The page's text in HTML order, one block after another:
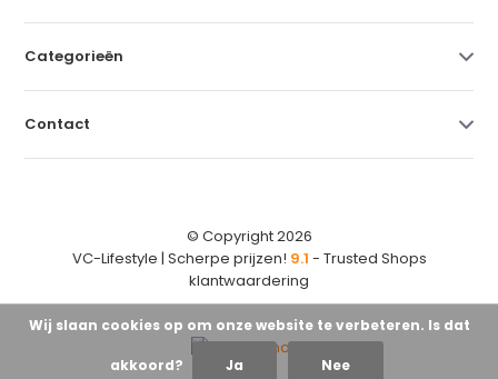
Categorieën
Contact
© Copyright 2026
VC-Lifestyle | Scherpe prijzen! 9.1 - Trusted Shops
klantwaardering
Wij slaan cookies op om onze website te verbeteren. Is dat
akkoord? Ja Nee